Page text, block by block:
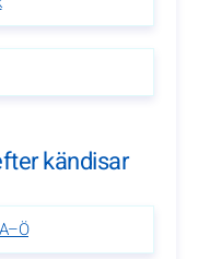
kändisar